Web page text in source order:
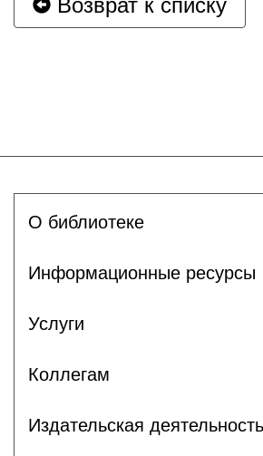
Возврат к списку
О библиотеке
Информационные ресурсы
Услуги
Коллегам
Издательская деятельность